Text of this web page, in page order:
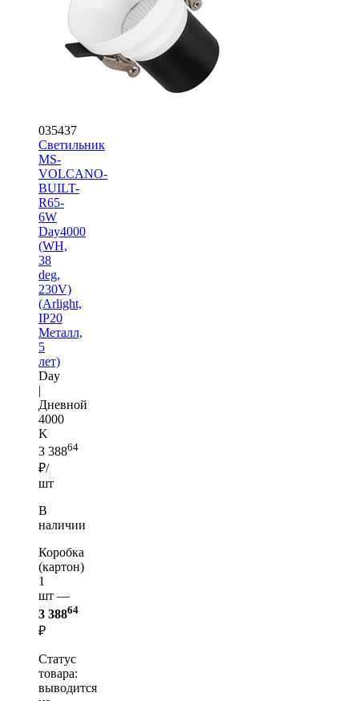
035437
Светильник
MS-
VOLCANO-
BUILT-
R65-
6W
Day4000
(WH,
38
deg,
230V)
(Arlight,
IP20
Металл,
5
лет)
Day
|
Дневной
4000
K
3 38864
₽/
шт
В
наличии
Коробка
(картон)
1
шт —
3 38864
₽
Статус
товара:
выводится